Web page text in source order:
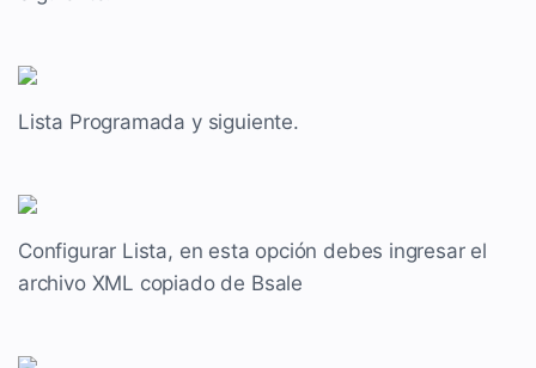
Lista Programada y siguiente.
Configurar Lista, en esta opción debes ingresar el
archivo XML copiado de Bsale